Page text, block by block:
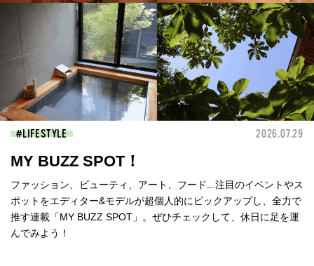
LIFESTYLE 2026.07.29
MY BUZZ SPOT！
ファッション、ビューティ、アート、フード...注目のイベントやス
ポットをエディター&モデルが超個人的にピックアップし、全力で
推す連載「MY BUZZ SPOT」。ぜひチェックして、休日に足を運
んでみよう！